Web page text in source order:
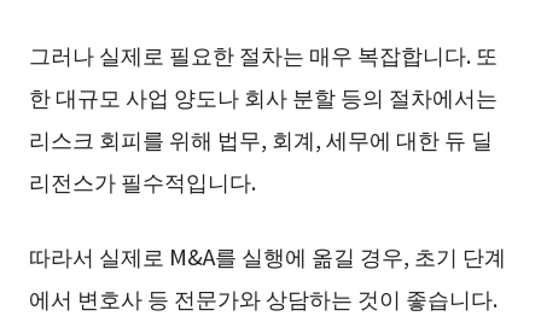
그러나 실제로 필요한 절차는 매우 복잡합니다. 또
한 대규모 사업 양도나 회사 분할 등의 절차에서는
리스크 회피를 위해 법무, 회계, 세무에 대한 듀 딜
리전스가 필수적입니다.
따라서 실제로 M&A를 실행에 옮길 경우, 초기 단계
에서 변호사 등 전문가와 상담하는 것이 좋습니다.